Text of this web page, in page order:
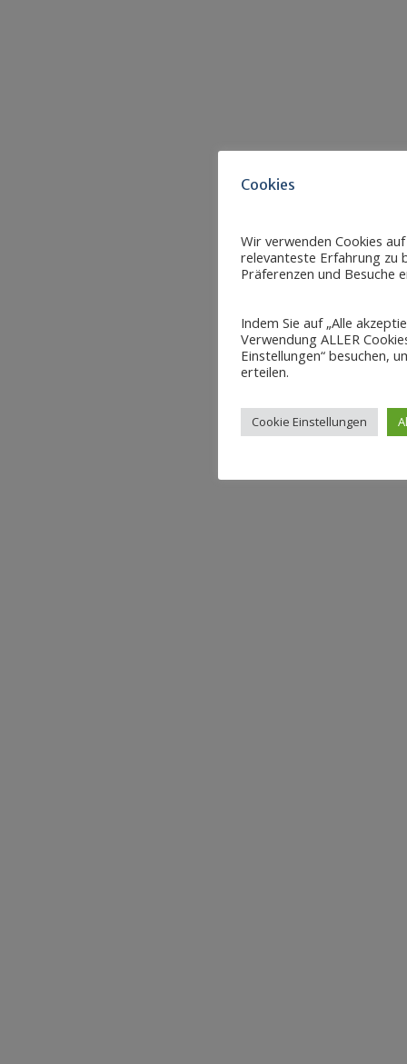
Cookies
Wir verwenden Cookies
relevanteste Erfahrung zu
Präferenzen und Besuche
Indem Sie auf „Alle
Verwendung ALLER
Einstellungen“ besuchen,
erteilen.
Cookie Einstellungen